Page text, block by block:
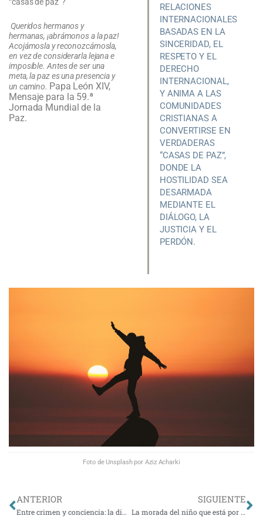
RELACIONES
INTERNACIONALES
BASADAS EN LA
SINCERIDAD, EL
RESPETO Y EL
DERECHO
INTERNACIONAL,
Y ANIMA A LAS
COMUNIDADES
CRISTIANAS A
CONVERTIRSE EN
VERDADERAS
“CASAS DE PAZ”,
DONDE LA
HOSTILIDAD SEA
DESARMADA
MEDIANTE EL
DIÁLOGO, LA
JUSTICIA Y EL
PERDÓN.
“casas de paz”?
Queridos hermanos y
hermanas, ¡abrámonos a la paz!
Acojámosla y reconozcámosla,
en vez de considerarla lejana e
imposible. Antes de ser una
meta, la paz es una presencia y
un camino. Papa León XIV,
Mensaje para la 59.ª
Jornada Mundial de la
Paz.
Foto de Unsplash por Aziz Acharki
Ant
ANTERIOR
Entre crimen y conciencia: la dimensión moral de Wake Up Dead Man
SIGUIENTE
La morada del niño que está por nacer